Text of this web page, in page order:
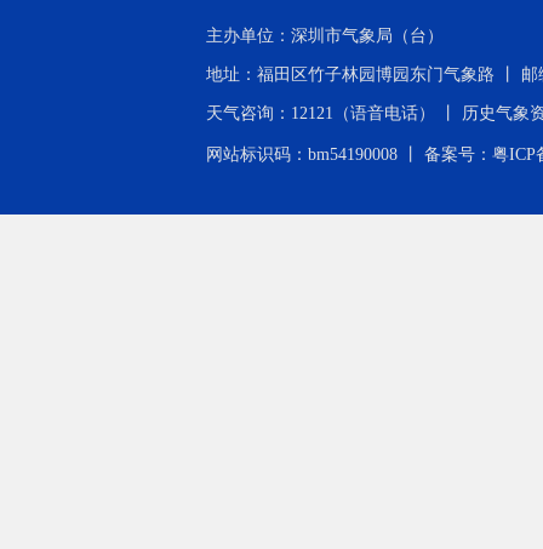
主办单位：深圳市气象局（台）
地址：福田区竹子林园博园东门气象路 丨 邮
天气咨询：12121（语音电话） 丨 历史气象
网站标识码：bm54190008 丨 备案号：粤ICP